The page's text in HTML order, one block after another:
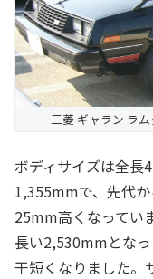
三菱 ギャラン ラム
ボディサイズは全
1,355mmで、先代
25mm高くなってい
長い2,530mmとな
干短くなりました。